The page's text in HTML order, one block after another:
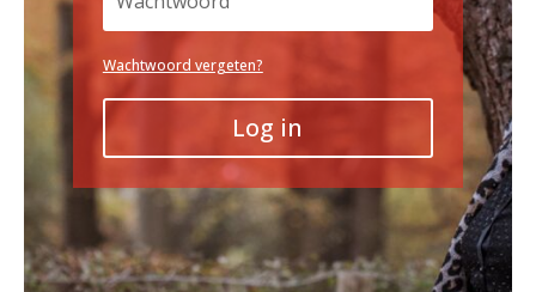
Wachtwoord vergeten?
Log in